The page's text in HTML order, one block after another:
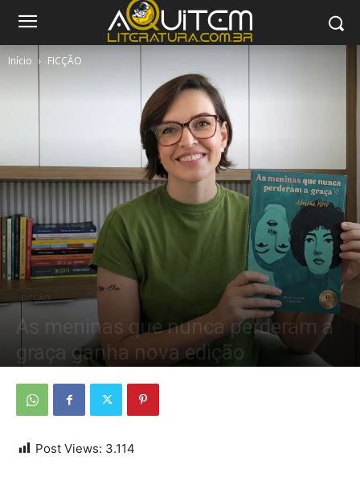
Início FICÇÃO
FICÇÃO
As meninas que nunca perderam a
graça ganha nova edição
Post Views: 3.114